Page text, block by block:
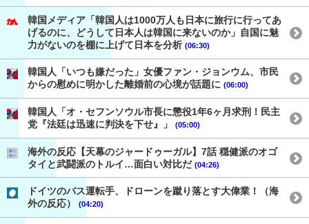
韓国メディア「韓国人は1000万人も日本に旅行に行ってあ
げるのに、どうして日本人は韓国に来ないのか」自国に魅
力がないのを棚に上げて日本を分析 (06:30)
韓国人「いつも嫌だった」女優ファン・ジョンウム、市民
からの慰めに明かした離婚前の心境が話題に (06:00)
韓国人「オ・セフンソウル市長に懲役1年6ヶ月求刑！民主
党『法廷は迅速に判決を下せ』」
(05:00)
海外の反応【天幕のジャードゥーガル】7話 穏健派のオゴ
タイと武闘派のトルイ…面白い対比だ (04:26)
ドイツのバス運転手、ドローンを蹴り落とす大偉業！（海
外の反応）
(04:20)